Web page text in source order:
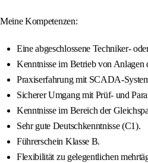
Meine Kompetenzen:
Eine abgeschlossene Techniker-
Kenntnisse im Betrieb von Anlagen
Praxiserfahrung mit SCADA-
Sicherer Umgang mit Prüf- und
Kenntnisse im Bereich der
Sehr gute Deutschkenntnisse (C1).
Führerschein Klasse B.
Flexibilität zu gelegentlichen